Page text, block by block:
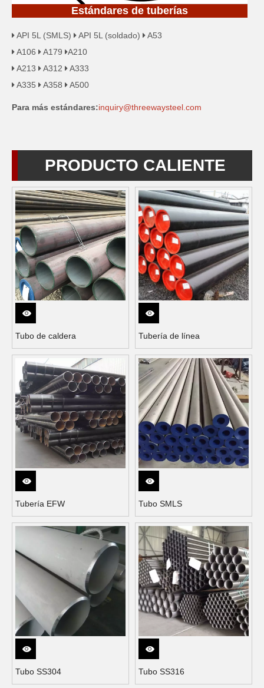
Estándares de tuberías
 API 5L (SMLS)  API 5L (soldado)  A53
 A106  A179 A210
 A213  A312  A333
 A335  A358  A500
Para más estándares:inquiry@threewaysteel.com
PRODUCTO CALIENTE
Tubo de caldera Tubería de línea
Tubería EFW Tubo SMLS
Tubo SS304 Tubo SS316